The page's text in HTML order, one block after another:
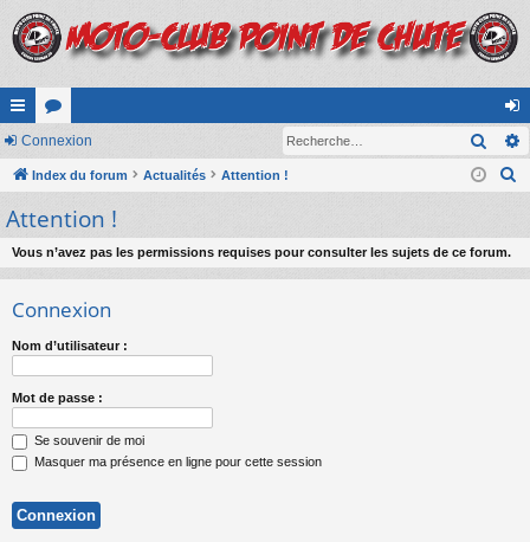
cc
ès
ra
pi
de
or
u
s
on
ne
on
Connexion
Index du forum Actualités Attention !
e
Attention !
Vous n’avez pas les permissions requises pour consulter les sujets de ce forum.
Connexion
Nom d’utilisateur :
Mot de passe :
Se souvenir de moi
Masquer ma présence en ligne pour cette session